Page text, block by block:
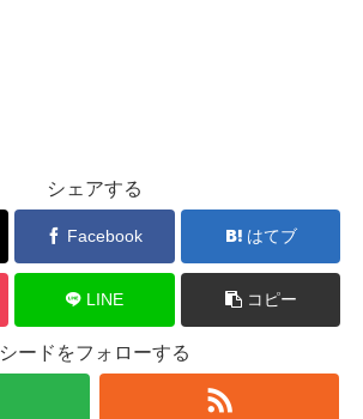
シェアする
Facebook はてブ
LINE コピー
シードをフォローする